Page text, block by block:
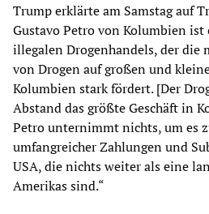
Trump erklärte am Samstag auf
Gustavo Petro von Kolumbien
illegalen Drogenhandels, der die
von Drogen auf großen und
Kolumbien stark fördert. [Der
Abstand das größte Geschäft in
Petro unternimmt nichts, um es
umfangreicher Zahlungen und
USA, die nichts weiter als eine
Amerikas sind.“